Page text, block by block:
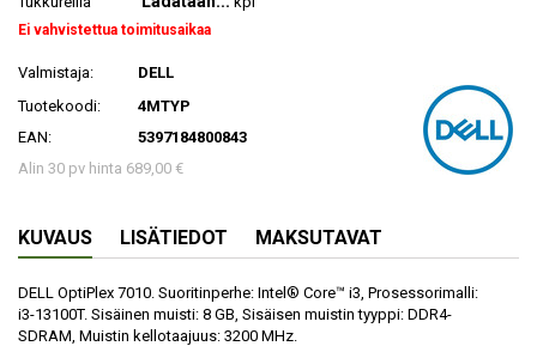
Ei vahvistettua toimitusaikaa
Valmistaja:
DELL
Tuotekoodi:
4MTYP
EAN:
5397184800843
Alin 30 pv hinta 689,00 €
KUVAUS LISÄTIEDOT MAKSUTAVAT
DELL OptiPlex 7010. Suoritinperhe: Intel® Core™ i3, Prosessorimalli:
i3-13100T. Sisäinen muisti: 8 GB, Sisäisen muistin tyyppi: DDR4-
SDRAM, Muistin kellotaajuus: 3200 MHz.